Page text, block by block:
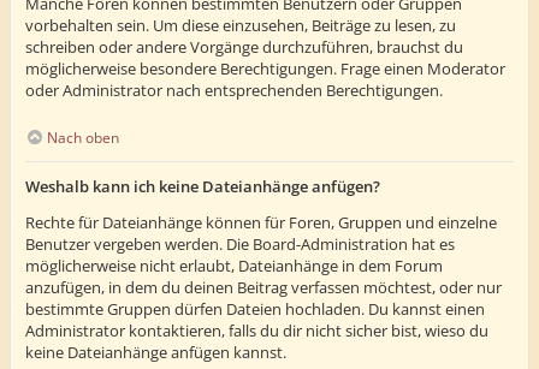
vorbehalten sein. Um diese einzusehen, Beiträge zu lesen, zu
schreiben oder andere Vorgänge durchzuführen, brauchst du
möglicherweise besondere Berechtigungen. Frage einen Moderator
oder Administrator nach entsprechenden Berechtigungen.
Nach oben
Weshalb kann ich keine Dateianhänge anfügen?
Rechte für Dateianhänge können für Foren, Gruppen und einzelne
Benutzer vergeben werden. Die Board-Administration hat es
möglicherweise nicht erlaubt, Dateianhänge in dem Forum
anzufügen, in dem du deinen Beitrag verfassen möchtest, oder nur
bestimmte Gruppen dürfen Dateien hochladen. Du kannst einen
Administrator kontaktieren, falls du dir nicht sicher bist, wieso du
keine Dateianhänge anfügen kannst.